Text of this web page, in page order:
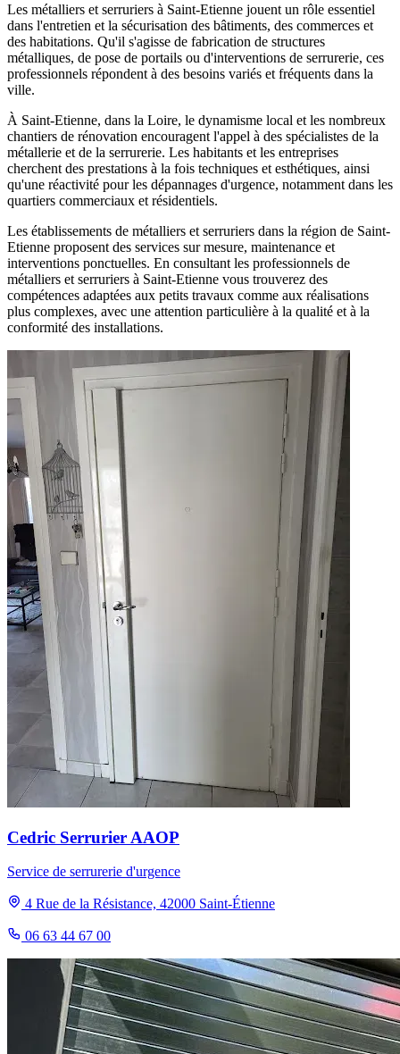
Les métalliers et serruriers à Saint-Etienne jouent un rôle essentiel
dans l'entretien et la sécurisation des bâtiments, des commerces et
des habitations. Qu'il s'agisse de fabrication de structures
métalliques, de pose de portails ou d'interventions de serrurerie, ces
professionnels répondent à des besoins variés et fréquents dans la
ville.
À Saint-Etienne, dans la Loire, le dynamisme local et les nombreux
chantiers de rénovation encouragent l'appel à des spécialistes de la
métallerie et de la serrurerie. Les habitants et les entreprises
cherchent des prestations à la fois techniques et esthétiques, ainsi
qu'une réactivité pour les dépannages d'urgence, notamment dans les
quartiers commerciaux et résidentiels.
Les établissements de métalliers et serruriers dans la région de Saint-
Etienne proposent des services sur mesure, maintenance et
interventions ponctuelles. En consultant les professionnels de
métalliers et serruriers à Saint-Etienne vous trouverez des
compétences adaptées aux petits travaux comme aux réalisations
plus complexes, avec une attention particulière à la qualité et à la
conformité des installations.
Cedric Serrurier AAOP
Service de serrurerie d'urgence
4 Rue de la Résistance, 42000 Saint-Étienne
06 63 44 67 00